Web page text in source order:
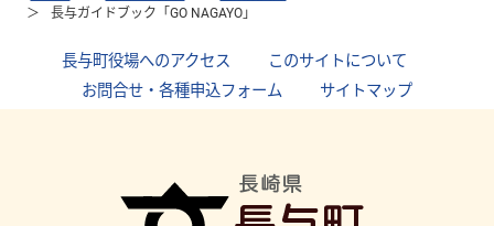
長与ガイドブック「GO NAGAYO」
長与町役場へのアクセス このサイトについて
お問合せ・各種申込フォーム
サイトマップ